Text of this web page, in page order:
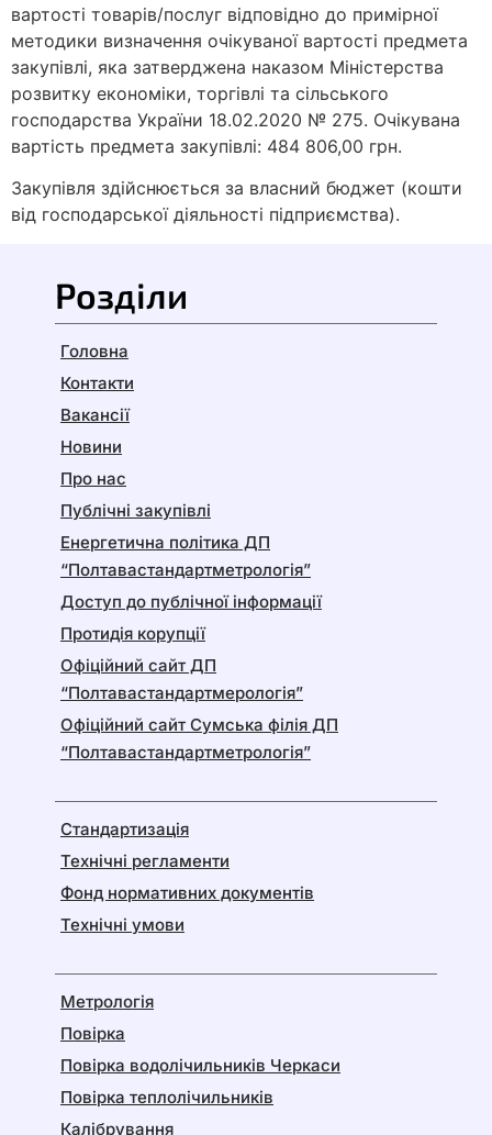
вартості товарів/послуг відповідно до примірної
методики визначення очікуваної вартості предмета
закупівлі, яка затверджена наказом Міністерства
розвитку економіки, торгівлі та сільського
господарства України 18.02.2020 № 275. Очікувана
вартість предмета закупівлі: 484 806,00 грн.
Закупівля здійснюється за власний бюджет (кошти
від господарської діяльності підприємства).
Розділи
Головна
Контакти
Вакансії
Новини
Про нас
Публічні закупівлі
Енергетична політика ДП
“Полтавастандартметрологія”
Доступ до публічної інформації
Протидія корупції
Офіційний сайт ДП
“Полтавастандартмерологія”
Офіційний сайт Сумська філія ДП
“Полтавастандартметрологія”
Стандартизація
Технічні регламенти
Фонд нормативних документів
Технічні умови
Метрологія
Повірка
Повірка водолічильників Черкаси
Повірка теплолічильників
Калібрування